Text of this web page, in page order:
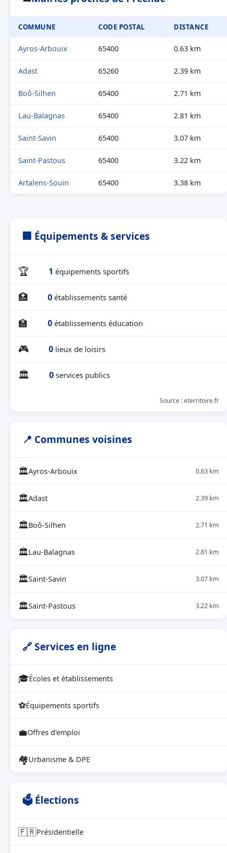
COMMUNE CODE POSTAL DISTANCE
Ayros-Arbouix 65400 0.63 km
Adast 65260 2.39 km
Boô-Silhen 65400 2.71 km
Lau-Balagnas 65400 2.81 km
Saint-Savin 65400 3.07 km
Saint-Pastous 65400 3.22 km
Artalens-Souin 65400 3.38 km
🏢 Équipements & services
🏆 1 équipements sportifs
🏥 0 établissements santé
🏫 0 établissements éducation
🎮 0 lieux de loisirs
🏛 0 services publics
Source : eterritoire.fr
📍 Communes voisines
🏛Ayros-Arbouix 0.63 km
🏛Adast 2.39 km
🏛Boô-Silhen 2.71 km
🏛Lau-Balagnas 2.81 km
🏛Saint-Savin 3.07 km
🏛Saint-Pastous 3.22 km
🔗 Services en ligne
🎓Écoles et établissements
⚽Équipements sportifs
💼Offres d'emploi
🏘Urbanisme & DPE
🗳 Élections
🇫🇷Présidentielle